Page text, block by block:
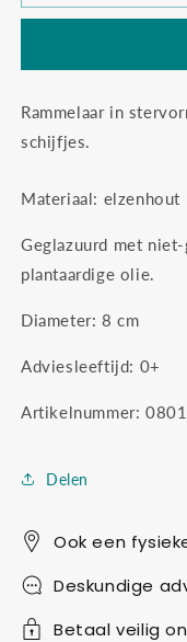
´s
´s
Rammelaar in
schijfjes.
Materiaal: elzenhout
Geglazuurd met
plantaardige olie.
Diameter: 8 cm
Adviesleeftijd: 0+
Artikelnummer:
Delen
Ook een
Deskundige
Betaal veilig